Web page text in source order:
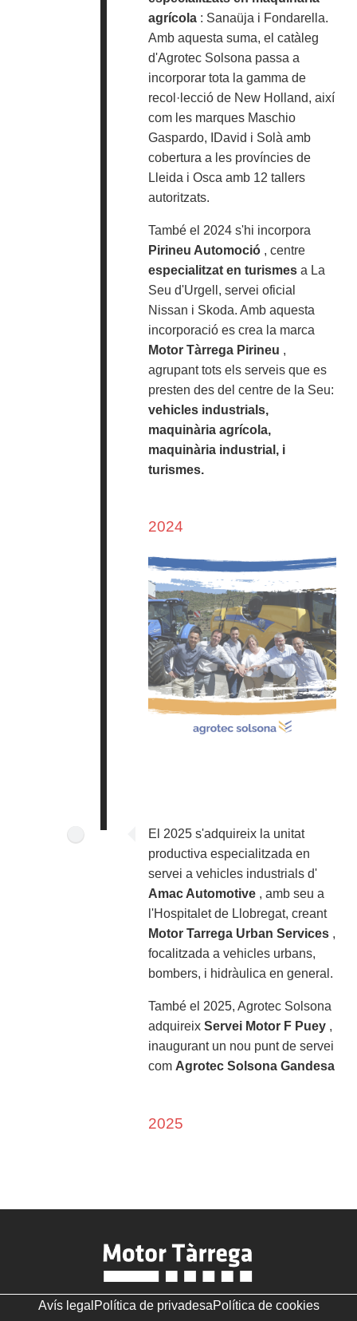
agrícola : Sanaüja i Fondarella.
Amb aquesta suma, el catàleg
d'Agrotec Solsona passa a
incorporar tota la gamma de
recol·lecció de New Holland, així
com les marques Maschio
Gaspardo, IDavid i Solà amb
cobertura a les províncies de
Lleida i Osca amb 12 tallers
autoritzats.
També el 2024 s'hi incorpora
Pirineu Automoció , centre
especialitzat en turismes a La
Seu d'Urgell, servei oficial
Nissan i Skoda. Amb aquesta
incorporació es crea la marca
Motor Tàrrega Pirineu ,
agrupant tots els serveis que es
presten des del centre de la Seu:
vehicles industrials,
maquinària agrícola,
maquinària industrial, i
turismes.
2024
El 2025 s'adquireix la unitat
productiva especialitzada en
servei a vehicles industrials d'
Amac Automotive , amb seu a
l'Hospitalet de Llobregat, creant
Motor Tarrega Urban Services ,
focalitzada a vehicles urbans,
bombers, i hidràulica en general.
També el 2025, Agrotec Solsona
adquireixServei Motor F Puey ,
inaugurant un nou punt de servei
comAgrotec Solsona Gandesa
2025
Avís legal Política de privadesaPolítica de cookies